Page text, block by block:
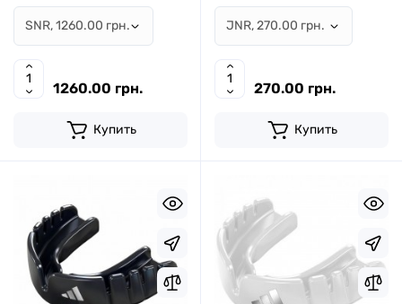
1260.00 грн.
Купить
270.00 грн.
Купить